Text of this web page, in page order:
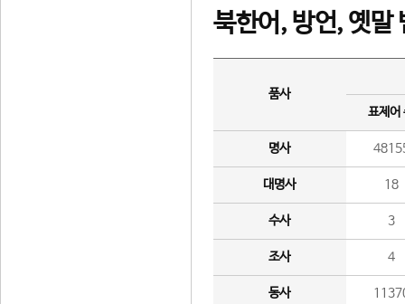
북한어, 방언, 옛말
품사
표제어
명사
대명사 18
수사 3
조사 4
동사